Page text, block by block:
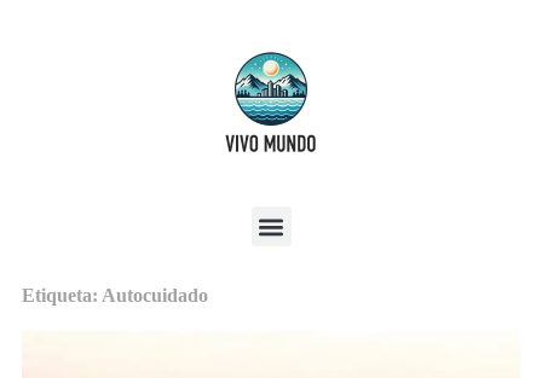
Etiqueta: Autocuidado